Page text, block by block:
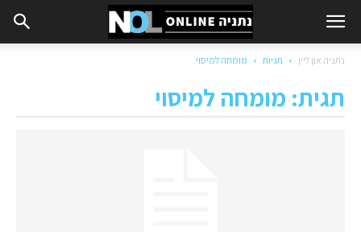
נתניה און ליין תגיות מומחה למיסוי
תגית: מומחה למיסוי